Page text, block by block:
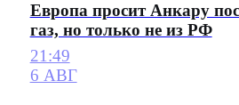
Европа просит Анкару
газ, но только не из РФ
21:49
6 АВГ